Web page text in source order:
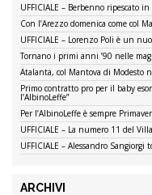
UFFICIALE – Berbenno ripescato
Con l’Arezzo domenica come col
UFFICIALE – Lorenzo Poli è un
Tornano i primi anni ’90 nelle
Atalanta, col Mantova di Modesto
Primo contratto pro per il baby
l’AlbinoLeffe”
Per l’AlbinoLeffe è sempre
UFFICIALE – La numero 11 del
UFFICIALE – Alessandro Sangiorgi
ARCHIVI